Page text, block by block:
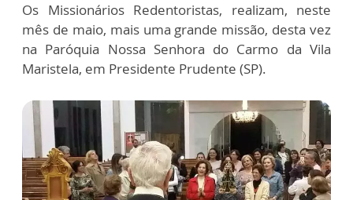
Os Missionários Redentoristas, realizam, neste
mês de maio, mais uma grande missão, desta vez
na Paróquia Nossa Senhora do Carmo da Vila
Maristela, em Presidente Prudente (SP).